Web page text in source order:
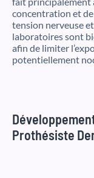
concentration et
tension nerveuse
laboratoires sont
afin de limiter
potentiellement
Prothésiste